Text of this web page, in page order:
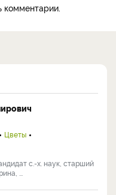
комментарии.
Цветы
с.-х. наук, старший
...